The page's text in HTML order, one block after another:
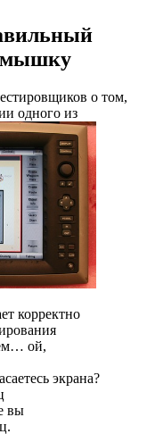
мышку
о том,
одного из
корректно
ой,
экрана?
вы